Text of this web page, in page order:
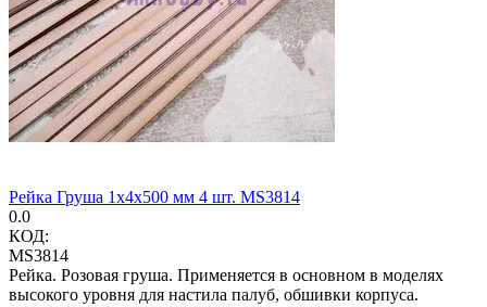
Рейка Груша 1х4х500 мм 4 шт. MS3814
0.0
КОД:
MS3814
Рейка. Розовая груша. Применяется в основном в моделях
высокого уровня для настила палуб, обшивки корпуса.